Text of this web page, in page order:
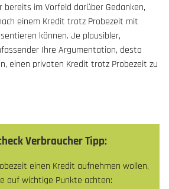
bereits im Vorfeld darüber Gedanken,
einem Kredit trotz Probezeit mit
können. Je plausibler,
Ihre Argumentation, desto
einen privaten Kredit trotz Probezeit zu
Verbraucher Tipp:
einen Kredit aufnehmen wollen,
auf wichtige Punkte achten: